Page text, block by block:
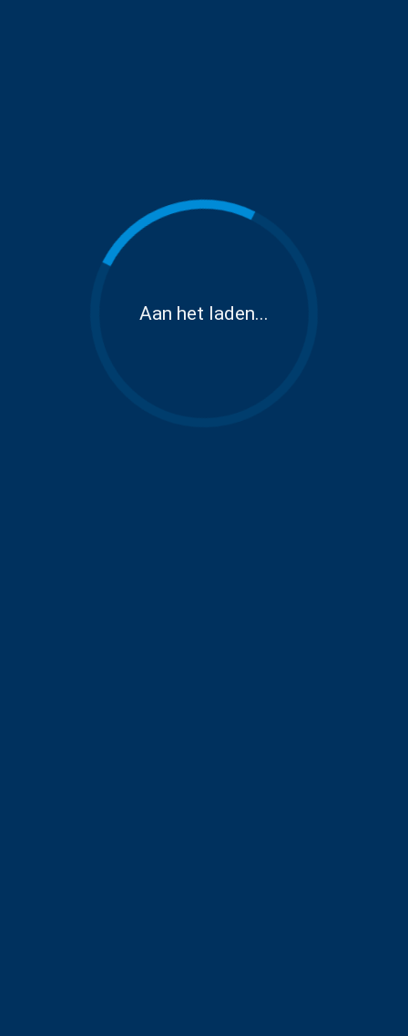
Aan het laden...